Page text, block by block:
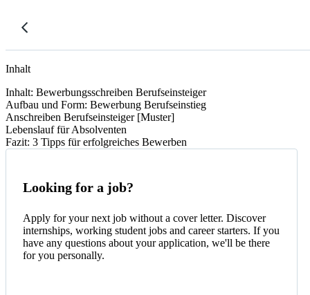
Inhalt
Inhalt: Bewerbungsschreiben Berufseinsteiger
Aufbau und Form: Bewerbung Berufseinstieg
Anschreiben Berufseinsteiger [Muster]
Lebenslauf für Absolventen
Fazit: 3 Tipps für erfolgreiches Bewerben
Looking for a job?
Apply for your next job without a cover letter. Discover
internships, working student jobs and career starters. If you
have any questions about your application, we'll be there
for you personally.